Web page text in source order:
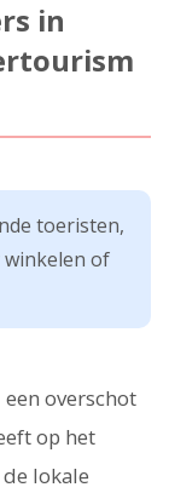
in
toeristen,
winkelen of
overschot
op het
lokale